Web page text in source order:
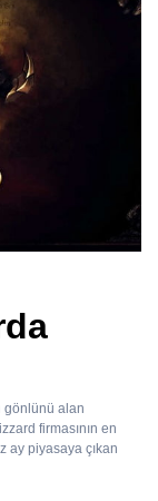
gönlünü alan
firmasının en
ay piyasaya çıkan